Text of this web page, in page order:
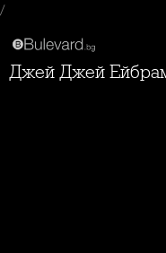
/
Джей Джей